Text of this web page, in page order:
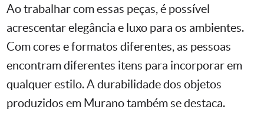
Ao trabalhar com essas peças, é possível
acrescentar elegância e luxo para os ambientes.
Com cores e formatos diferentes, as pessoas
encontram diferentes itens para incorporar em
qualquer estilo. A durabilidade dos objetos
produzidos em Murano também se destaca.